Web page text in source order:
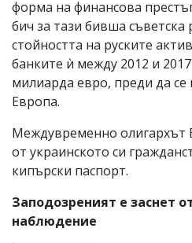
форма на финансова
бич за тази бивша
стойността на руските
банките ѝ между 2012 и
милиарда евро, преди да се
Европа.
Междувременно олигархът
от украинското си
кипърски паспорт.
Заподозреният е заснет
наблюдение